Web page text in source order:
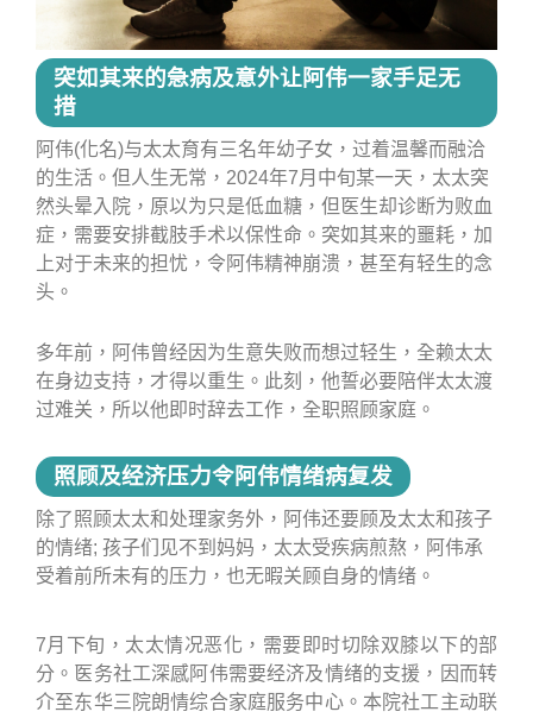
突如其来的急病及意外让阿伟一家手足无
措
阿伟(化名)与太太育有三名年幼子女，过着温馨而融洽
的生活。但人生无常，2024年7月中旬某一天，太太突
然头晕入院，原以为只是低血糖，但医生却诊断为败血
症，需要安排截肢手术以保性命。突如其来的噩耗，加
上对于未来的担忧，令阿伟精神崩溃，甚至有轻生的念
头。
多年前，阿伟曾经因为生意失败而想过轻生，全赖太太
在身边支持，才得以重生。此刻，他誓必要陪伴太太渡
过难关，所以他即时辞去工作，全职照顾家庭。
照顾及经济压力令阿伟情绪病复发
除了照顾太太和处理家务外，阿伟还要顾及太太和孩子
的情绪; 孩子们见不到妈妈，太太受疾病煎熬，阿伟承
受着前所未有的压力，也无暇关顾自身的情绪。
7月下旬，太太情况恶化，需要即时切除双膝以下的部
分。医务社工深感阿伟需要经济及情绪的支援，因而转
介至东华三院朗情综合家庭服务中心。本院社工主动联